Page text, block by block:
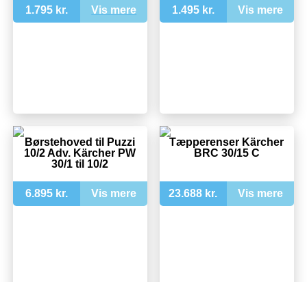
1.795 kr. Vis mere 1.495 kr. Vis mere
Børstehoved til Puzzi
10/2 Adv. Kärcher PW
30/1 til 10/2
6.895 kr. Vis mere
Tæpperenser Kärcher
BRC 30/15 C
23.688 kr. Vis mere